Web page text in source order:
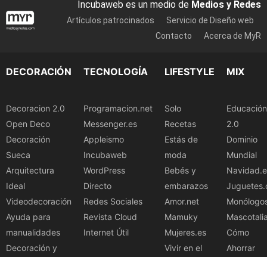
Incubaweb es un medio de Medios y Redes
Artículos patrocinados
Servicio de Diseño web
Contacto
Acerca de MyR
DECORACIÓN
Decoracion 2.0
Open Deco
Decoración
Sueca
Arquitectura
Ideal
Videodecoración
Ayuda para
manualidades
Decoración y
TECNOLOGÍA
Programacion.net
Messenger.es
Appleismo
Incubaweb
WordPress
Directo
Redes Sociales
Revista Cloud
Internet Útil
LIFESTYLE
Solo
Recetas
Estás de
moda
Bebés y
embarazos
Amor.net
Mamuky
Mujeres.es
Vivir en el
MIX
Educación
2.0
Dominio
Mundial
Cómo
Ahorrar